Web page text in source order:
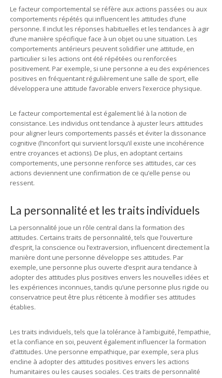
Le facteur comportemental se réfère aux actions passées ou aux
comportements répétés qui influencent les attitudes d’une
personne. Il inclut les réponses habituelles et les tendances à agir
d’une manière spécifique face à un objet ou une situation. Les
comportements antérieurs peuvent solidifier une attitude, en
particulier si les actions ont été répétées ou renforcées
positivement. Par exemple, si une personne a eu des expériences
positives en fréquentant régulièrement une salle de sport, elle
développera une attitude favorable envers l’exercice physique.
Le facteur comportemental est également lié à la notion de
consistance. Les individus ont tendance à ajuster leurs attitudes
pour aligner leurs comportements passés et éviter la dissonance
cognitive (l’inconfort qui survient lorsqu’il existe une incohérence
entre croyances et actions). De plus, en adoptant certains
comportements, une personne renforce ses attitudes, car ces
actions deviennent une confirmation de ce qu’elle pense ou
ressent.
La personnalité et les traits individuels
La personnalité joue un rôle central dans la formation des
attitudes. Certains traits de personnalité, tels que l’ouverture
d’esprit, la conscience ou l’extraversion, influencent directement la
manière dont une personne développe ses attitudes. Par
exemple, une personne plus ouverte d’esprit aura tendance à
adopter des attitudes plus positives envers les nouvelles idées et
les expériences inconnues, tandis qu’une personne plus rigide ou
conservatrice peut être plus réticente à modifier ses attitudes
établies.
Les traits individuels, tels que la tolérance à l’ambiguïté, l’empathie,
et la confiance en soi, peuvent également influencer la formation
d’attitudes. Une personne empathique, par exemple, sera plus
encline à adopter des attitudes positives envers les actions
humanitaires ou les causes sociales. Ces traits de personnalité